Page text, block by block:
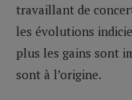
travaillant de
les évolutions
plus les gains sont
sont à l’origine.